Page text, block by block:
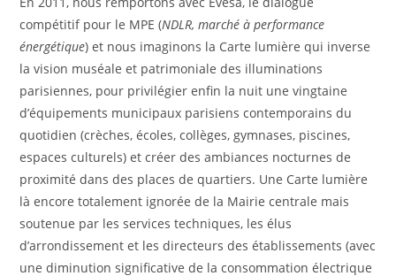
compétitif pour le MPE (NDLR, marché à performance
énergétique) et nous imaginons la Carte lumière qui inverse
la vision muséale et patrimoniale des illuminations
parisiennes, pour privilégier enfin la nuit une vingtaine
d’équipements municipaux parisiens contemporains du
quotidien (crèches, écoles, collèges, gymnases, piscines,
espaces culturels) et créer des ambiances nocturnes de
proximité dans des places de quartiers. Une Carte lumière
là encore totalement ignorée de la Mairie centrale mais
soutenue par les services techniques, les élus
d’arrondissement et les directeurs des établissements (avec
une diminution significative de la consommation électrique